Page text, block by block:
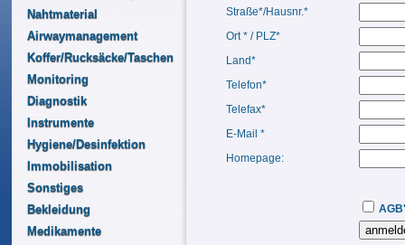
Nahtmaterial
Airwaymanagement
Koffer/Rucksäcke/Taschen
Monitoring
Diagnostik
Instrumente
Hygiene/Desinfektion
Immobilisation
Sonstiges
Bekleidung
Medikamente
Straße*/Hausnr.*
Ort * / PLZ*
Land*
Telefon*
Telefax*
E-Mail *
Homepage: